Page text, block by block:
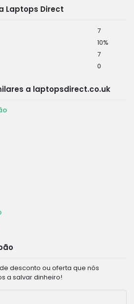
Laptops Direct
7
10%
7
0
a laptopsdirect.co.uk
desconto ou oferta que nós
a salvar dinheiro!